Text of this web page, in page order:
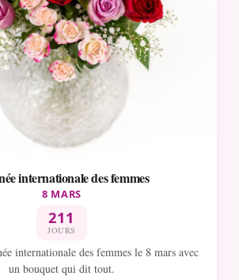
internationale des femmes
8 MARS
211
JOURS
internationale des femmes le 8 mars avec
un bouquet qui dit tout.